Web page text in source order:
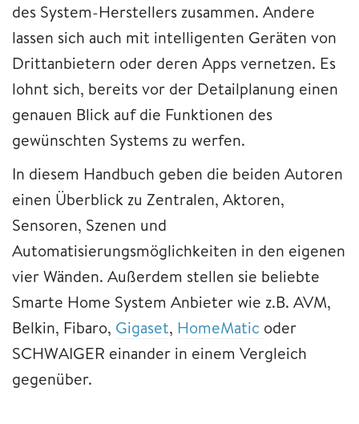
des System-Herstellers zusammen. Andere
lassen sich auch mit intelligenten Geräten von
Drittanbietern oder deren Apps vernetzen. Es
lohnt sich, bereits vor der Detailplanung einen
genauen Blick auf die Funktionen des
gewünschten Systems zu werfen.
In diesem Handbuch geben die beiden Autoren
einen Überblick zu Zentralen, Aktoren,
Sensoren, Szenen und
Automatisierungsmöglichkeiten in den eigenen
vier Wänden. Außerdem stellen sie beliebte
Smarte Home System Anbieter wie z.B. AVM,
Belkin, Fibaro, Gigaset, HomeMatic oder
SCHWAIGER einander in einem Vergleich
gegenüber.